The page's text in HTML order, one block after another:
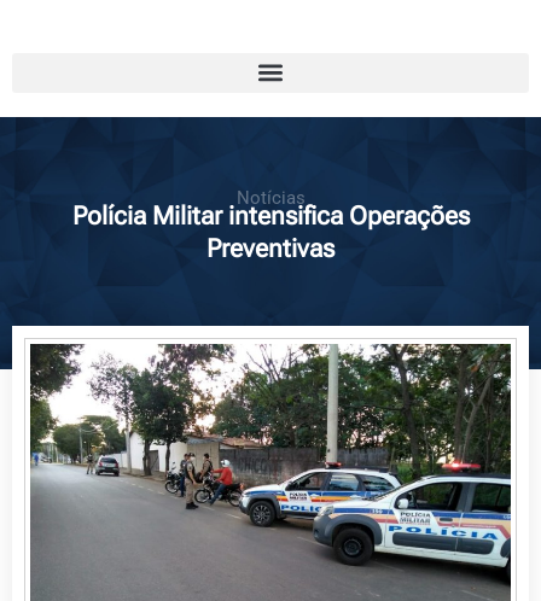
Notícias
Polícia Militar intensifica Operações
Preventivas